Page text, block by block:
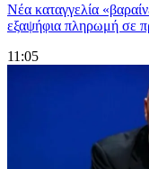
Νέα καταγγελία
εξαψήφια πληρωμή σε
11:05